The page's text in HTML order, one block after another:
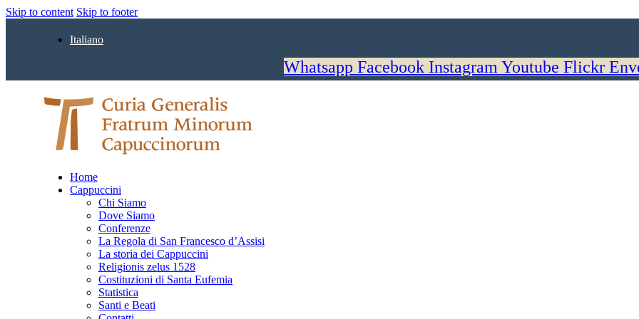
Skip to content Skip to footer
Italiano
Whatsapp Facebook Instagram Youtube Flickr
Home
Cappuccini
Chi Siamo
Dove Siamo
Conferenze
La Regola di San Francesco d’Assisi
La storia dei Cappuccini
Religionis zelus 1528
Costituzioni di Santa Eufemia
Statistica
Santi e Beati